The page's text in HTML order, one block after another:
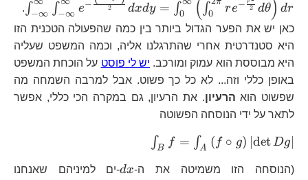
∫−∞ ∫−∞ e− 2 dxdy = ∫0 ( ∫0 re− 2
r
dθ) dr
.
כאן יש את הפער הגדול ביותר בין כמה שהפעולה הטכנית הזו
היא סטנדרטית אחרי שהתרגלנו אליה, וכמה המשפט שעליה
היא מבוססת הוא עמוק ומורכב. יש לי פוסט על הוכחת המשפט
באופן כללי וזה... לא כל כך פשוט. אבל למרבה השמחה מה
שפשוט הוא הרעיון. את הרעיון, גם במקרה הכי כללי, אפשר
לתאר על ידי הנוסחה הפשוטה
∫B f = ∫A ( f ∘ g) detDg
(הנוסחה הזו משמיטה את ה-
dx
dx -ים למיניהם שאנחנו